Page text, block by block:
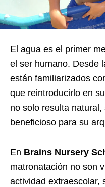
El agua es el primer
el ser humano. Desde
están familiarizados
que reintroducirlo en
no solo resulta
beneficioso para su
En Brains Nursery
matronatación no son
actividad extraescolar,